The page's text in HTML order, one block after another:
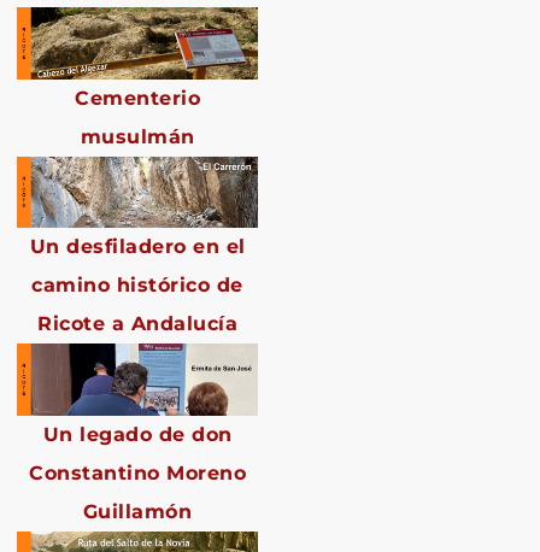
Cementerio
musulmán
Un desfiladero en el
camino histórico de
Ricote a Andalucía
Un legado de don
Constantino Moreno
Guillamón